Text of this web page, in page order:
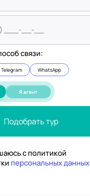
связи:
Telegram WhatsApp
Я агент
Подобрать тур
с политикой
персональных данных